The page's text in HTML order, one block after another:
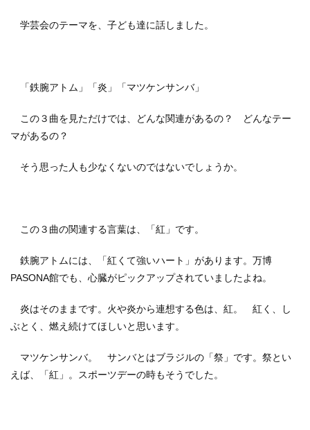
学芸会のテーマを、子ども達に話しました。
「鉄腕アトム」「炎」「マツケンサンバ」
この３曲を見ただけでは、どんな関連があるの？ どんなテー
マがあるの？
そう思った人も少なくないのではないでしょうか。
この３曲の関連する言葉は、「紅」です。
鉄腕アトムには、「紅くて強いハート」があります。万博
PASONA館でも、心臓がピックアップされていましたよね。
炎はそのままです。火や炎から連想する色は、紅。 紅く、し
ぶとく、燃え続けてほしいと思います。
マツケンサンバ。 サンバとはブラジルの「祭」です。祭とい
えば、「紅」。スポーツデーの時もそうでした。